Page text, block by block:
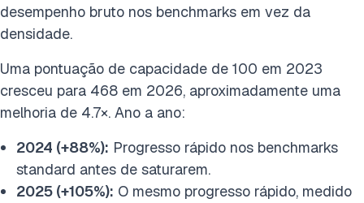
desempenho bruto nos benchmarks em vez da
densidade.
Uma pontuação de capacidade de 100 em 2023
cresceu para 468 em 2026, aproximadamente uma
melhoria de 4.7×. Ano a ano:
2024 (+88%): Progresso rápido nos benchmarks
standard antes de saturarem.
2025 (+105%): O mesmo progresso rápido, medido